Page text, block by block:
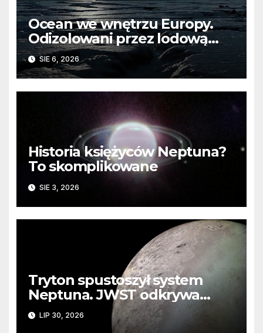
Ocean we wnętrzu Europy.
Odizolowani przez lodową
barierę
SIE 6, 2026
Historia księżyców Neptuna?
To skomplikowane
SIE 3, 2026
Tryton spustoszył system
Neptuna. JWST odkrywa
ślady kosmicznej katastrofy i
zaginionego lodu
LIP 30, 2026